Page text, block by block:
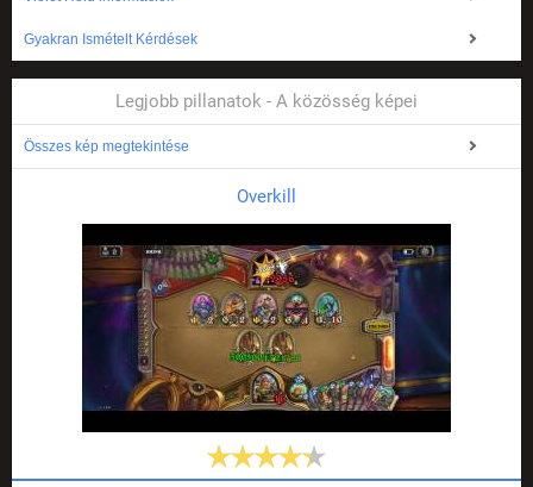
Gyakran Ismételt Kérdések
Legjobb pillanatok - A közösség képei
Összes kép megtekintése
Overkill